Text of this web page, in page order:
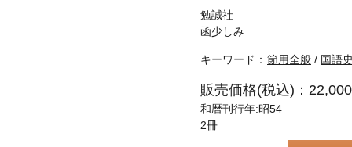
勉誠社
函少しみ
キーワード： 節用全般 / 国語
販売価格(税込)：
和暦刊行年:昭54
2冊